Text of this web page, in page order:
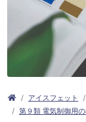
アイスフェット
第９類 電気制御用